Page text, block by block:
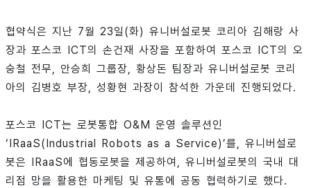
협약식은 지난 7월 23일(화) 유니버설로봇 코리아 김해랑 사
장과 포스코 ICT의 손건재 사장을 포함하여 포스코 ICT의 오
숭철 전무, 안승희 그룹장, 황상돈 팀장과 유니버설로봇 코리
아의 김병호 부장, 성황현 과장이 참석한 가운데 진행되었다.
포스코 ICT는 로봇통합 O&M 운영 솔루션인
‘IRaaS(Industrial Robots as a Service)’를, 유니버설로
봇은 IRaaS에 협동로봇을 제공하여, 유니버설로봇의 국내 대
리점 망을 활용한 마케팅 및 유통에 공동 협력하기로 했다.